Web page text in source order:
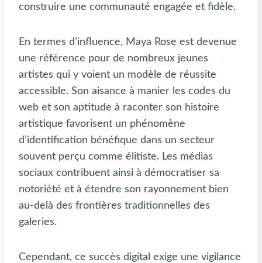
construire une communauté engagée et fidèle.
En termes d’influence, Maya Rose est devenue
une référence pour de nombreux jeunes
artistes qui y voient un modèle de réussite
accessible. Son aisance à manier les codes du
web et son aptitude à raconter son histoire
artistique favorisent un phénomène
d’identification bénéfique dans un secteur
souvent perçu comme élitiste. Les médias
sociaux contribuent ainsi à démocratiser sa
notoriété et à étendre son rayonnement bien
au-delà des frontières traditionnelles des
galeries.
Cependant, ce succès digital exige une vigilance